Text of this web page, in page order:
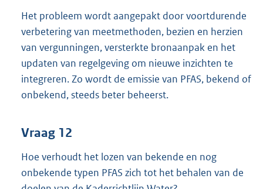
Het probleem wordt aangepakt door voortdurende
verbetering van meetmethoden, bezien en herzien
van vergunningen, versterkte bronaanpak en het
updaten van regelgeving om nieuwe inzichten te
integreren. Zo wordt de emissie van PFAS, bekend of
onbekend, steeds beter beheerst.
Vraag 12
Hoe verhoudt het lozen van bekende en nog
onbekende typen PFAS zich tot het behalen van de